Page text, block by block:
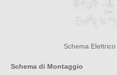
Schema
Schema di Montaggio